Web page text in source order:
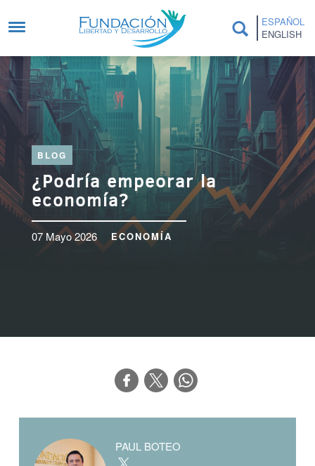
ESPAÑOL
ENGLISH
BLOG
¿Podría empeorar la
economía?
07 Mayo 2026 ECONOMÍA
PAUL BOTEO